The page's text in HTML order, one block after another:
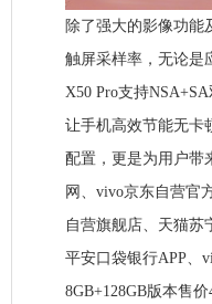
除了强大的影像功能
触屏采样率，无论是
X50 Pro支持
让手机高效节能无卡
配置，更是为用户带
网、vivo京东自营官
自营旗舰店、天猫苏
平安口袋银行APP、
8GB+128GB版本售